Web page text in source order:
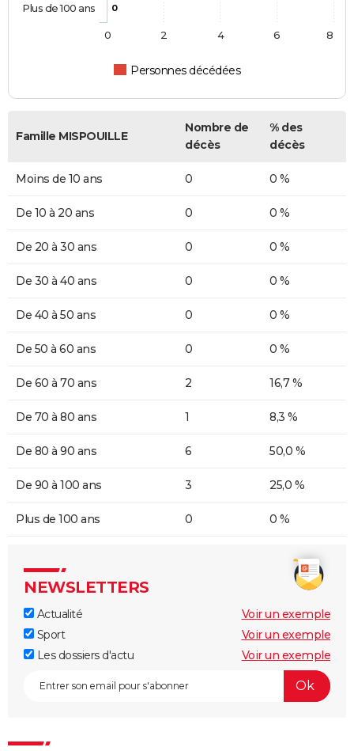
0
Personnes décédées
Plus de 100 ans
0 2 4 6 8
Famille MISPOUILLE
Nombre de
décès
% des
décès
Moins de 10 ans 0 0 %
De 10 à 20 ans 0 0 %
De 20 à 30 ans 0 0 %
De 30 à 40 ans 0 0 %
De 40 à 50 ans 0 0 %
De 50 à 60 ans 0 0 %
De 60 à 70 ans 2 16,7 %
De 70 à 80 ans 1 8,3 %
De 80 à 90 ans 6 50,0 %
De 90 à 100 ans 3 25,0 %
Plus de 100 ans 0 0 %
NEWSLETTERS
Actualité
Voir un exemple
Sport
Voir un exemple
Les dossiers d'actu
Voir un exemple